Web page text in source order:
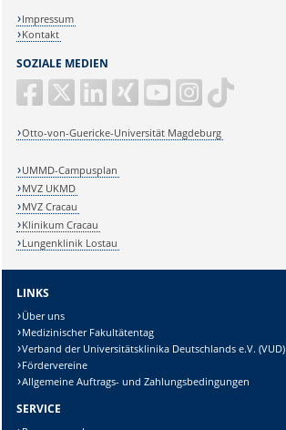
SOZIALE MEDIEN
Otto-von-Guericke-Universität Magdeburg
Impressum
Kontakt
UMMD-Campusplan
MVZ UKMD
MVZ Cracau
Klinikum Cracau
Lungenklinik Lostau
LINKS
Über uns
Medizinischer Fakultätentag
Verband der Universitätsklinika Deutschlands e.V. (VUD)
Fördervereine
Allgemeine Auftrags- und Zahlungsbedingungen
SERVICE